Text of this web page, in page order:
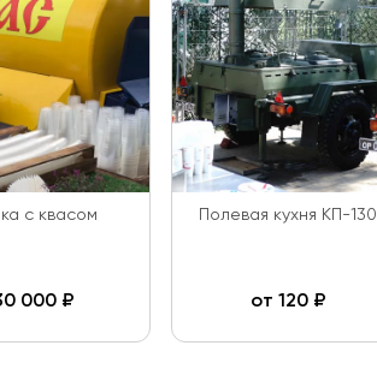
с квасом
000 ₽
Полевая кухня КП-130
от 120₽